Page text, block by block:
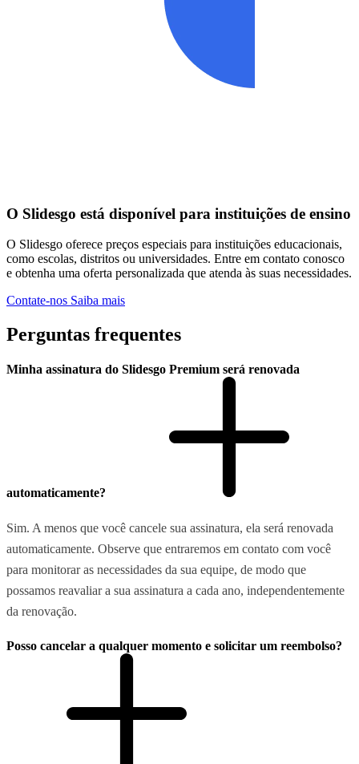
O Slidesgo está disponível para instituições de ensino
O Slidesgo oferece preços especiais para instituições educacionais,
como escolas, distritos ou universidades. Entre em contato conosco
e obtenha uma oferta personalizada que atenda às suas necessidades.
Contate-nos Saiba mais
Perguntas frequentes
Minha assinatura do Slidesgo Premium será renovada
automaticamente?
Sim. A menos que você cancele sua assinatura, ela será renovada
automaticamente. Observe que entraremos em contato com você
para monitorar as necessidades da sua equipe, de modo que
possamos reavaliar a sua assinatura a cada ano, independentemente
da renovação.
Posso cancelar a qualquer momento e solicitar um reembolso?